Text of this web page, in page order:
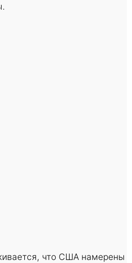
что США намерены